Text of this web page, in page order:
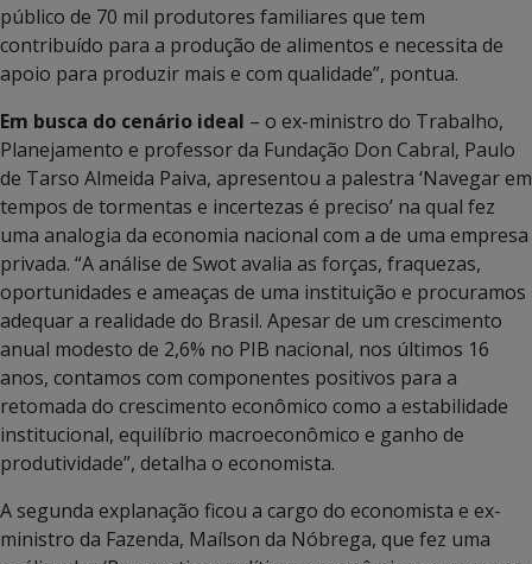
público de 70 mil produtores familiares que tem
contribuído para a produção de alimentos e necessita de
apoio para produzir mais e com qualidade”, pontua.
Em busca do cenário ideal – o ex-ministro do Trabalho,
Planejamento e professor da Fundação Don Cabral, Paulo
de Tarso Almeida Paiva, apresentou a palestra ‘Navegar em
tempos de tormentas e incertezas é preciso’ na qual fez
uma analogia da economia nacional com a de uma empresa
privada. “A análise de Swot avalia as forças, fraquezas,
oportunidades e ameaças de uma instituição e procuramos
adequar a realidade do Brasil. Apesar de um crescimento
anual modesto de 2,6% no PIB nacional, nos últimos 16
anos, contamos com componentes positivos para a
retomada do crescimento econômico como a estabilidade
institucional, equilíbrio macroeconômico e ganho de
produtividade”, detalha o economista.
A segunda explanação ficou a cargo do economista e ex-
ministro da Fazenda, Maílson da Nóbrega, que fez uma